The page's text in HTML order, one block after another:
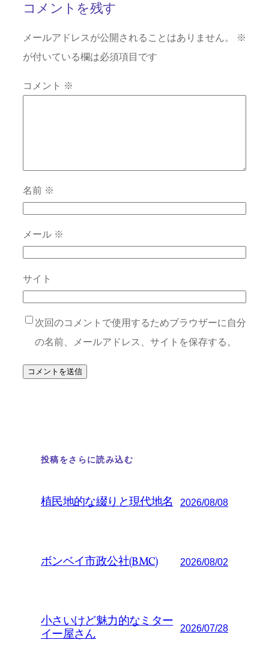
コメントを残す
メールアドレスが公開されることはありません。
※
が付いている欄は必須項目です
コメント ※
名前 ※
メール ※
サイト
次回のコメントで使用するためブラウザーに自分
の名前、メールアドレス、サイトを保存する。
投稿をさらに読み込む
植民地的な綴りと現代地名 2026/08/08
ボンベイ市政公社(BMC) 2026/08/02
小さいけど魅力的なミター
イー屋さん
2026/07/28